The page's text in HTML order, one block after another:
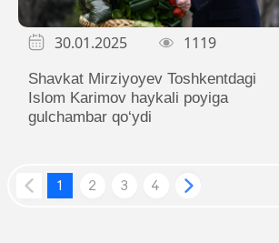
30.01.2025 1119
Shavkat Mirziyoyev Toshkentdagi
Islom Karimov haykali poyiga
gulchambar qo‘ydi
1 2 3 4